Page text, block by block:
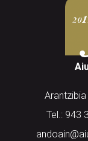
Arantzibia
Tel.: 943